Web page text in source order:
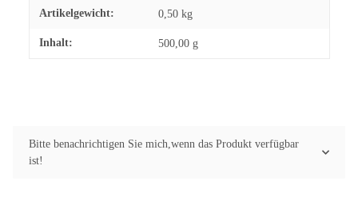
Artikelgewicht: 0,50 kg
Inhalt: 500,00 g
Bitte benachrichtigen Sie mich,wenn das Produkt verfügbar
ist!